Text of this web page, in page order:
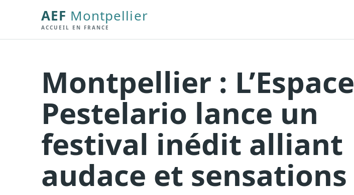
AEF Montpellier
ACCUEIL EN FRANCE
Montpellier : L’Espace
Pestelario lance un
festival inédit alliant
audace et sensations